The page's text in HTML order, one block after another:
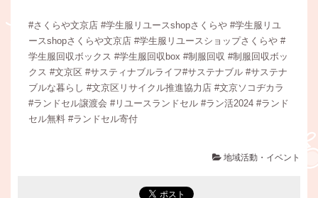
#さくらや文京店 #学生服リユースshopさくらや #学生服リユ
ースshopさくらや文京店 #学生服リユースショップさくらや #
学生服回収ボックス #学生服回収box #制服回収 #制服回収ボッ
クス #文京区 #サスティナブルライフ#サステナブル #サステナ
ブルな暮らし #文京区リサイクル推進協力店 #文京ソコヂカラ
#ランドセル譲渡会 #リユースランドセル #ラン活2024 #ランド
セル無料 #ランドセル寄付
地域活動・イベント